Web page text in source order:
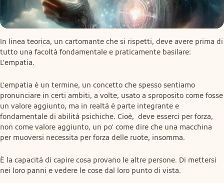
In linea teorica, un cartomante che si rispetti, deve avere prima di
tutto una facoltà fondamentale e praticamente basilare:
L'empatia.
L'empatia è un termine, un concetto che spesso sentiamo
pronunciare in certi ambiti, a volte, usato a sproposito come fosse
un valore aggiunto, ma in realtà è parte integrante e
fondamentale di abilità psichiche. Cioè,  deve esserci per forza,
non come valore aggiunto, un po' come dire che una macchina
per muoversi necessita per forza delle ruote, insomma.
È la capacità di capire cosa provano le altre persone. Di mettersi
nei loro panni e vedere le cose dal loro punto di vista.